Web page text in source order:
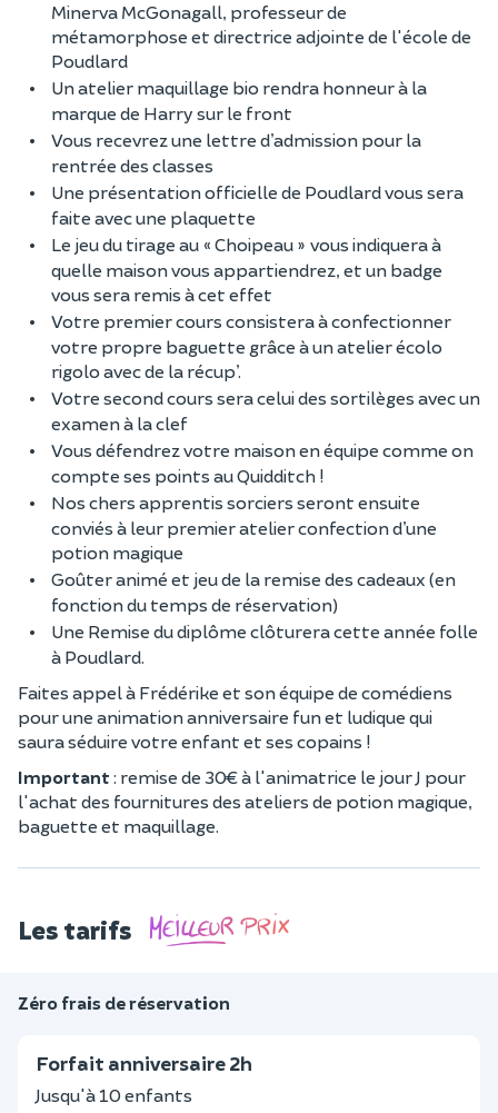
Minerva McGonagall, professeur de
métamorphose et directrice adjointe de l'école de
Poudlard
Un atelier maquillage bio rendra honneur à la
marque de Harry sur le front
Vous recevrez une lettre d’admission pour la
rentrée des classes
Une présentation officielle de Poudlard vous sera
faite avec une plaquette
Le jeu du tirage au « Choipeau » vous indiquera à
quelle maison vous appartiendrez, et un badge
vous sera remis à cet effet
Votre premier cours consistera à confectionner
votre propre baguette grâce à un atelier écolo
rigolo avec de la récup’.
Votre second cours sera celui des sortilèges avec un
examen à la clef
Vous défendrez votre maison en équipe comme on
compte ses points au Quidditch !
Nos chers apprentis sorciers seront ensuite
conviés à leur premier atelier confection d’une
potion magique
Goûter animé et jeu de la remise des cadeaux (en
fonction du temps de réservation)
Une Remise du diplôme clôturera cette année folle
à Poudlard.
Faites appel à Frédérike et son équipe de comédiens
pour une animation anniversaire fun et ludique qui
saura séduire votre enfant et ses copains !
Important : remise de 30€ à l'animatrice le jour J pour
l'achat des fournitures des ateliers de potion magique,
baguette et maquillage.
Les tarifs
Zéro frais de réservation
Forfait anniversaire 2h
Jusqu'à 10 enfants